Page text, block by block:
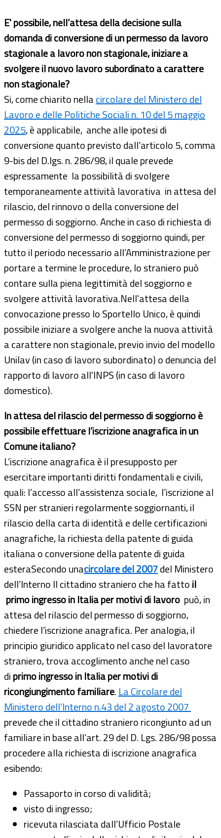
E' possibile, nell’attesa della decisione sulla
domanda di conversione di un permesso da lavoro
stagionale a lavoro non stagionale, iniziare a
svolgere il nuovo lavoro subordinato a carattere
non stagionale?
Si, come chiarito nellacircolare del Ministero del
Lavoro e delle Politiche Sociali n. 10 del 5 maggio
2025, è applicabile, anche alle ipotesi di
conversione quanto previsto dall’articolo 5, comma
9-bis del D.lgs. n. 286/98, il quale prevede
espressamente la possibilità di svolgere
temporaneamente attività lavorativa in attesa del
rilascio, del rinnovo o della conversione del
permesso di soggiorno. Anche in caso di richiesta di
conversione del permesso di soggiorno quindi, per
tutto il periodo necessario all’Amministrazione per
portare a termine le procedure, lo straniero può
contare sulla piena legittimità del soggiorno e
svolgere attività lavorativa.Nell'attesa della
convocazione presso lo Sportello Unico, è quindi
possibile iniziare a svolgere anche la nuova attività
a carattere non stagionale, previo invio del modello
Unilav (in caso di lavoro subordinato) o denuncia del
rapporto di lavoro all'INPS (in caso di lavoro
domestico).
In attesa del rilascio del permesso di soggiorno è
possibile effettuare l’iscrizione anagrafica in un
Comune italiano?
L’iscrizione anagrafica è il presupposto per
esercitare importanti diritti fondamentali e civili,
quali: l’accesso all’assistenza sociale, l’iscrizione al
SSN per stranieri regolarmente soggiornanti, il
rilascio della carta di identità e delle certificazioni
anagrafiche, la richiesta della patente di guida
italiana o conversione della patente di guida
esteraSecondo unacircolare del 2007del Ministero
dell’Interno Il cittadino straniero che ha fattoil
primo ingresso in Italia per motivi di lavoro può, in
attesa del rilascio del permesso di soggiorno,
chiedere l’iscrizione anagrafica. Per analogia, il
principio giuridico applicato nel caso del lavoratore
straniero, trova accoglimento anche nel caso
diprimo ingresso in Italia per motivi di
ricongiungimento familiare. La Circolare del
Ministero dell’Interno n.43 del 2 agosto 2007
prevede che il cittadino straniero ricongiunto ad un
familiare in base all’art. 29 del D. Lgs. 286/98 possa
procedere alla richiesta di iscrizione anagrafica
esibendo:
Passaporto in corso di validità;
visto di ingresso;
ricevuta rilasciata dall’Ufficio Postale